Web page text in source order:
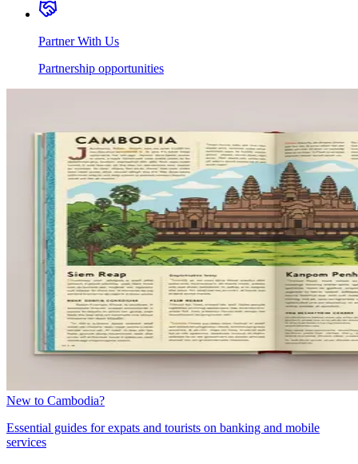
Partner With Us
Partnership opportunities
New to Cambodia?
Essential guides for expats and tourists on banking and mobile
services